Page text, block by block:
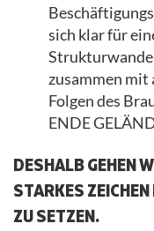
sich klar für
zusammen mit
Folgen des
ENDE
DESHALB GEHEN
STARKES
ZU SETZEN.